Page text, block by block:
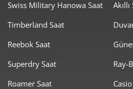
sayesinde saniye kolu, standart pilli
kayarak ilerler.
Safir Kristal Cam:
Retro tasarımı
cam.
Stil Rehberi: Bulova Super
Swiss Military Hanowa Saat
Timberland Saat
Reebok Saat
Superdry Saat
Roamer Saat
Ray-